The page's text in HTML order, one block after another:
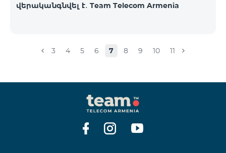
վերականգնվել է․ Team Telecom Armenia
3 4 5 6 7 8 9 10 11